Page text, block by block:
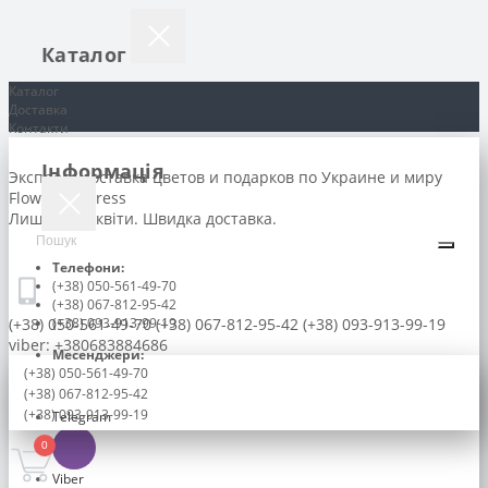
Каталог
Каталог
Доставка
Контакти
Інформація
Телефони:
(+38) 050-561-49-70
(+38) 067-812-95-42
(+38) 093-913-99-19
Месенджери:
Telegram
Viber
Экспресс доставка цветов и подарков по Украине и миру
Flowers-express
Лише свіжі квіти. Швидка доставка.
(+38) 050-561-49-70(+38) 067-812-95-42 (+38) 093-913-99-19
viber: +380683884686
(+38) 050-561-49-70
(+38) 067-812-95-42
(+38) 093-913-99-19
0